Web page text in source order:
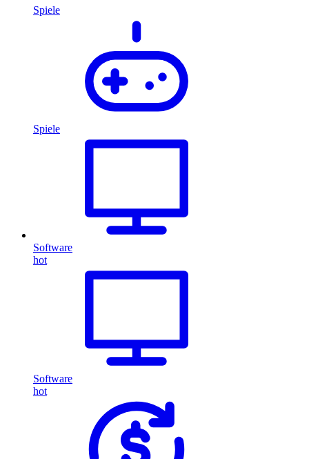
Spiele
Spiele
Software
hot
Software
hot